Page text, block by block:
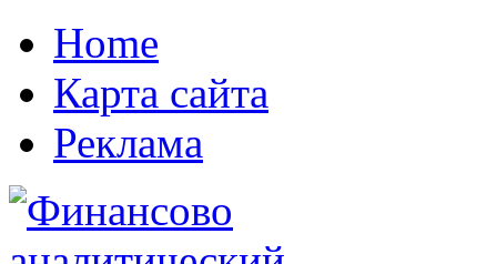
Home
Карта сайта
Реклама